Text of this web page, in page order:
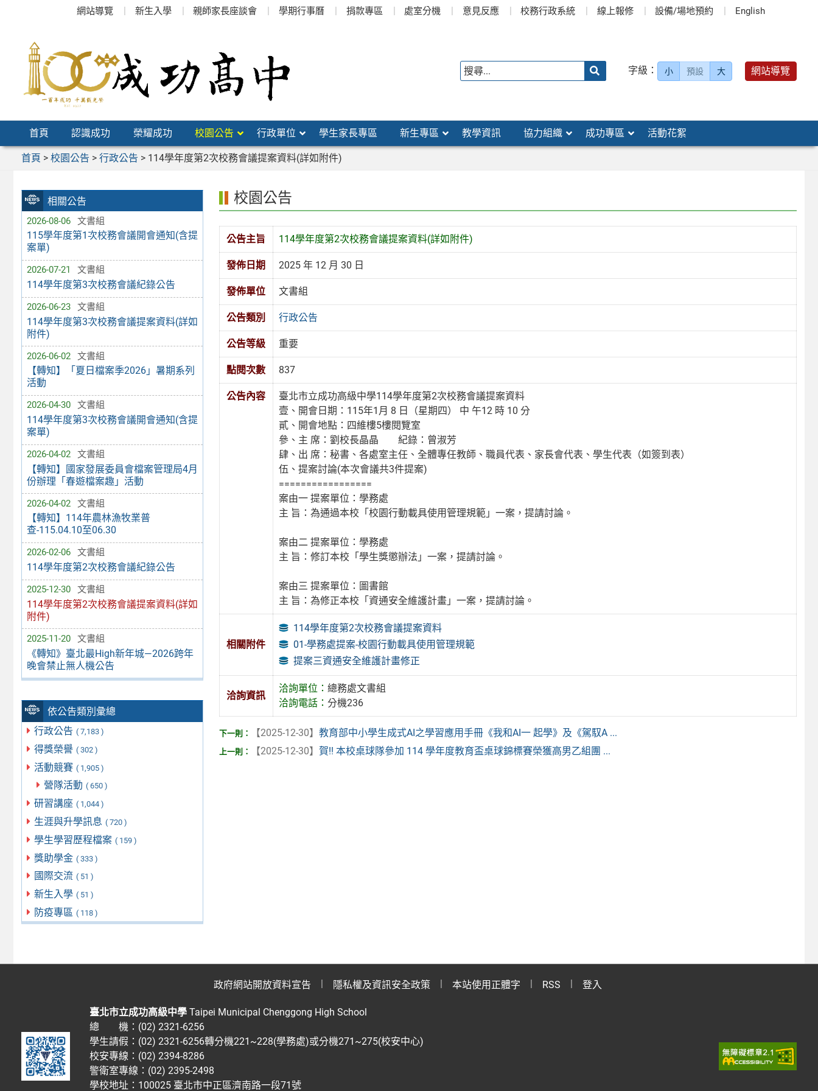
網站導覽 新生入學 親師家長座談會 學期行事曆 捐款專區 處室分機 意見反應 校務行政系統 線上報修 設備/場地預約 English
字級： 小 預設 大 網站導覽
首頁 認識成功 榮耀成功 校園公告 行政單位 學生家長專區 新生專區 教學資訊 協力組織 成功專區 活動花絮
首頁 > 校園公告 > 行政公告 > 114學年度第2次校務會議提案資料(詳如附件)
相關公告
2026-08-06 文書組
115學年度第1次校務會議開會通知(含提
案單)
2026-07-21 文書組
114學年度第3次校務會議紀錄公告
2026-06-23 文書組
114學年度第3次校務會議提案資料(詳如
附件)
2026-06-02 文書組
【轉知】「夏日檔案季2026」暑期系列
活動
2026-04-30 文書組
114學年度第3次校務會議開會通知(含提
案單)
2026-04-02 文書組
【轉知】國家發展委員會檔案管理局4月
份辦理「春遊檔案趣」活動
2026-04-02 文書組
【轉知】114年農林漁牧業普
查-115.04.10至06.30
2026-02-06 文書組
114學年度第2次校務會議紀錄公告
2025-12-30 文書組
114學年度第2次校務會議提案資料(詳如
附件)
2025-11-20 文書組
《轉知》臺北最High新年城—2026跨年
晚會禁止無人機公告
依公告類別彙總
行政公告 ( 7,183 )
得獎榮譽 ( 302 )
活動競賽 ( 1,905 )
營隊活動 ( 650 )
研習講座 ( 1,044 )
生涯與升學訊息 ( 720 )
學生學習歷程檔案 ( 159 )
獎助學金 ( 333 )
國際交流 ( 51 )
新生入學 ( 51 )
防疫專區 ( 118 )
校園公告
公告主旨 114學年度第2次校務會議提案資料(詳如附件)
發佈日期 2025 年 12 月 30 日
發佈單位 文書組
公告類別 行政公告
公告等級 重要
點閱次數 837
公告內容
臺北市立成功高級中學114學年度第2次校務會議提案資料
壹、開會日期：115年1月 8 日（星期四） 中 午12 時 10 分
貳、開會地點：四維樓5樓閱覽室
參、主 席：劉校長晶晶 紀錄：曾淑芳
肆、出 席：秘書、各處室主任、全體專任教師、職員代表、家長會代表、學生代表（如簽到表）
伍、提案討論(本次會議共3件提案)
=================
案由一 提案單位：學務處
主 旨：為通過本校「校園行動載具使用管理規範」一案，提請討論。
案由二 提案單位：學務處
主 旨：修訂本校「學生獎懲辦法」一案，提請討論。
案由三 提案單位：圖書館
主 旨：為修正本校「資通安全維護計畫」一案，提請討論。
相關附件
114學年度第2次校務會議提案資料
01-學務處提案-校園行動載具使用管理規範
提案三資通安全維護計畫修正
洽詢資訊
洽詢單位：總務處文書組
洽詢電話：分機236
【2025-12-30】 教育部中小學生成式AI之學習應用手冊《我和AI一 起學》及《駕馭A ...
【2025-12-30】 賀!! 本校桌球隊參加 114 學年度教育盃桌球錦標賽榮獲高男乙組團 ...
政府網站開放資料宣告 隱私權及資訊安全政策 本站使用正體字 RSS 登入
臺北市立成功高級中學Taipei Municipal Chenggong High School
總 機：(02) 2321-6256
學生請假：(02) 2321-6256轉分機221~228(學務處)或分機271~275(校安中心)
校安專線：(02) 2394-8286
警衛室專線：(02) 2395-2498
學校地址：100025 臺北市中正區濟南路一段71號